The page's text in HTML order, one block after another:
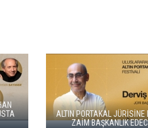
ÇATALCA FİLM
FİLM FİNALİSTLERİ